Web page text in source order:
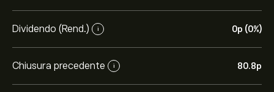
Dividendo (Rend.) i 0‎p‎ (0%)
Chiusura precedente i 80.8‎p‎